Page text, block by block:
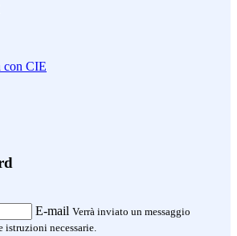
con CIE
E-mail Verrà inviato un messaggio
necessarie.